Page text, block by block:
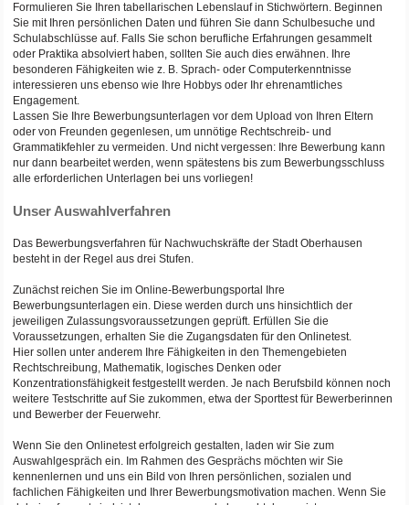
Formulieren Sie Ihren tabellarischen Lebenslauf in Stichwörtern. Beginnen
Sie mit Ihren persönlichen Daten und führen Sie dann Schulbesuche und
Schulabschlüsse auf. Falls Sie schon berufliche Erfahrungen gesammelt
oder Praktika absolviert haben, sollten Sie auch dies erwähnen. Ihre
besonderen Fähigkeiten wie z. B. Sprach- oder Computerkenntnisse
interessieren uns ebenso wie Ihre Hobbys oder Ihr ehrenamtliches
Engagement.
Lassen Sie Ihre Bewerbungsunterlagen vor dem Upload von Ihren Eltern
oder von Freunden gegenlesen, um unnötige Rechtschreib- und
Grammatikfehler zu vermeiden. Und nicht vergessen: Ihre Bewerbung kann
nur dann bearbeitet werden, wenn spätestens bis zum Bewerbungsschluss
alle erforderlichen Unterlagen bei uns vorliegen!
Unser Auswahlverfahren
Das Bewerbungsverfahren für Nachwuchskräfte der Stadt Oberhausen
besteht in der Regel aus drei Stufen.
Zunächst reichen Sie im Online-Bewerbungsportal Ihre
Bewerbungsunterlagen ein. Diese werden durch uns hinsichtlich der
jeweiligen Zulassungsvoraussetzungen geprüft. Erfüllen Sie die
Voraussetzungen, erhalten Sie die Zugangsdaten für den Onlinetest.
Hier sollen unter anderem Ihre Fähigkeiten in den Themengebieten
Rechtschreibung, Mathematik, logisches Denken oder
Konzentrationsfähigkeit festgestellt werden. Je nach Berufsbild können noch
weitere Testschritte auf Sie zukommen, etwa der Sporttest für Bewerberinnen
und Bewerber der Feuerwehr.
Wenn Sie den Onlinetest erfolgreich gestalten, laden wir Sie zum
Auswahlgespräch ein. Im Rahmen des Gesprächs möchten wir Sie
kennenlernen und uns ein Bild von Ihren persönlichen, sozialen und
fachlichen Fähigkeiten und Ihrer Bewerbungsmotivation machen. Wenn Sie